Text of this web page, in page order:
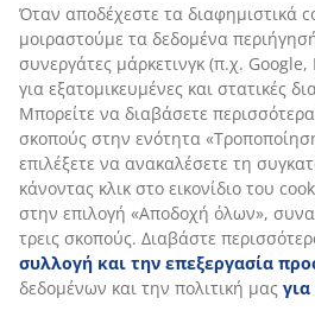
Όταν αποδέχεστε τα διαφημιστικά
μοιραστούμε τα δεδομένα
συνεργάτες μάρκετινγκ (π.χ.
για εξατομικευμένες και στατικές
Μπορείτε να διαβάσετε
σκοπούς στην ενότητα
επιλέξετε να ανακαλέσετε τη
κάνοντας κλικ στο εικονίδιο του
στην επιλογή «Αποδοχή όλων»,
τρεις σκοπούς. Διαβάστε
συλλογή και την επεξεργασία
δεδομένων και την πολιτική μας